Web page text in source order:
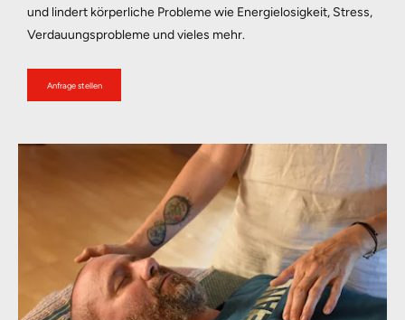
Galerie
Kontakt
und lindert körperliche Probleme wie Energielosigkeit, Stress,
Verdauungsprobleme und vieles mehr.
Anfrage stellen